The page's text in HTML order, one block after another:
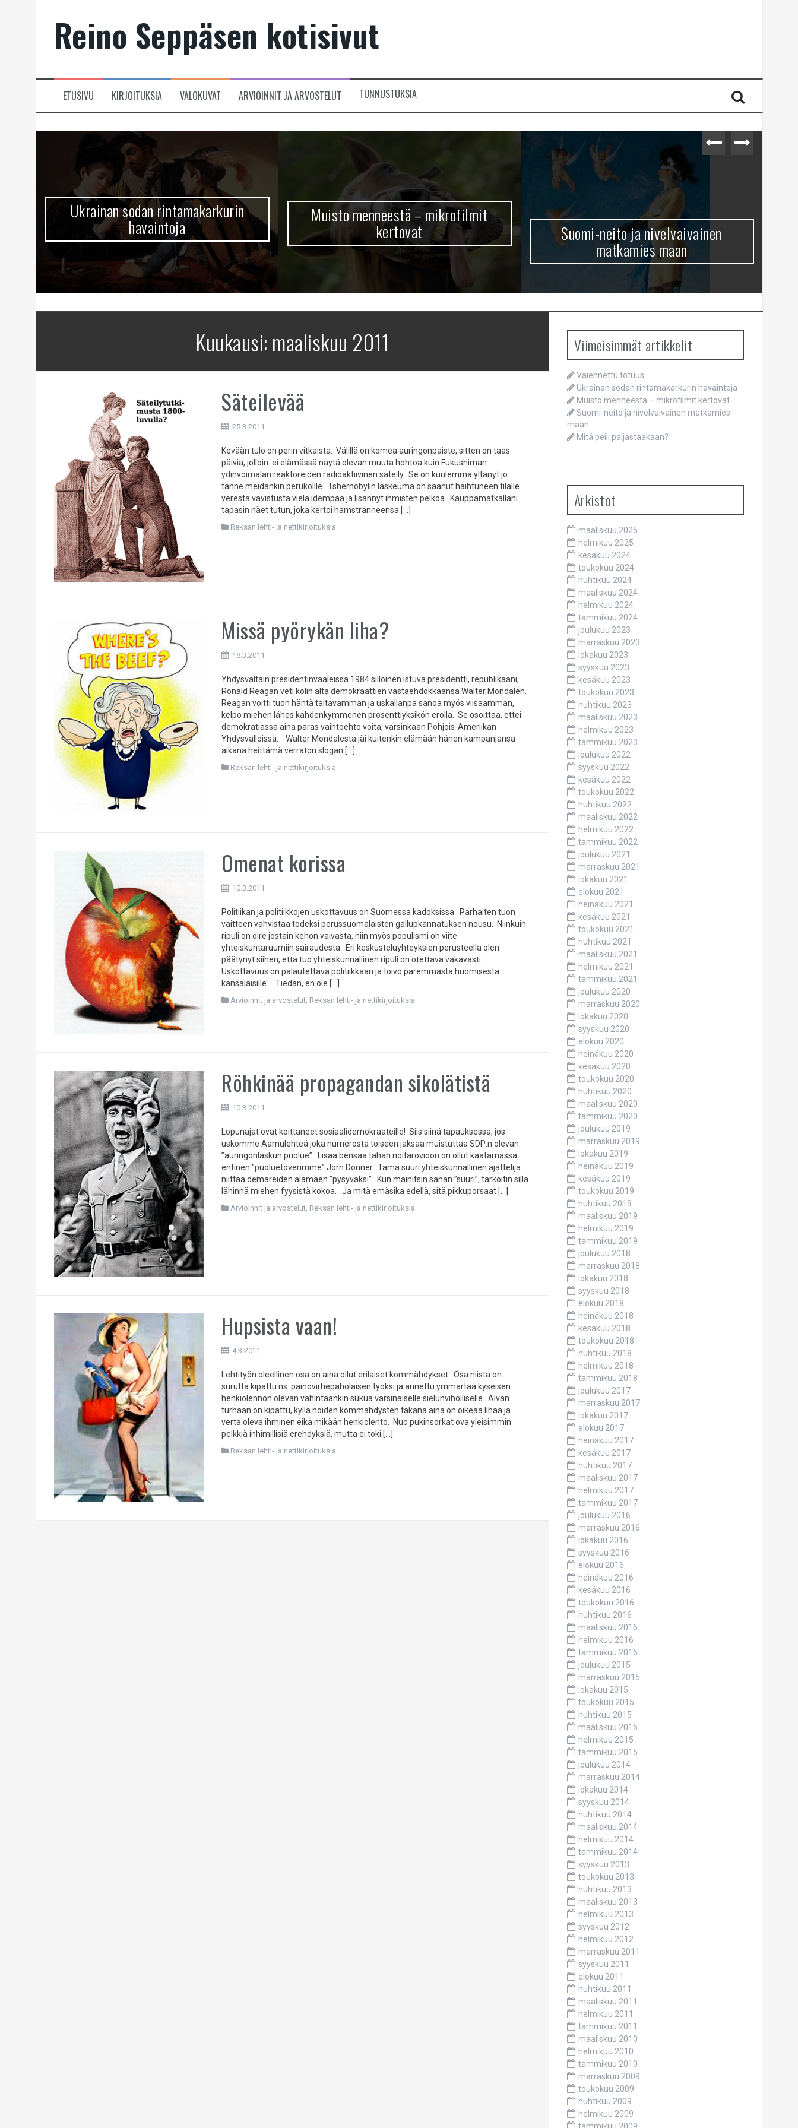
Reino Seppäsen kotisivut
ETUSIVU KIRJOITUKSIA VALOKUVAT ARVIOINNIT JA ARVOSTELUT TUNNUSTUKSIA
Ukrainan sodan rintamakarkurin
havaintoja
Muisto menneestä – mikrofilmit
kertovat Suomi-neito ja nivelvaivainen
matkamies maan
Kuukausi: maaliskuu 2011
Säteilevää
25.3.2011
Kevään tulo on perin vitkaista. Välillä on komea auringonpaiste, sitten on taas
päiviä, jolloin ei elämässä näytä olevan muuta hohtoa kuin Fukushiman
ydinvoimalan reaktoreiden radioaktiivinen säteily. Se on kuulemma yltänyt jo
tänne meidänkin perukoille. Tshernobylin laskeuma on saanut haihtuneen tilalle
verestä vavistusta vielä idempää ja lisännyt ihmisten pelkoa. Kauppamatkallani
tapasin näet tutun, joka kertoi hamstranneensa […]
Reksan lehti- ja nettikirjoituksia
Missä pyörykän liha?
18.3.2011
Yhdysvaltain presidentinvaaleissa 1984 silloinen istuva presidentti, republikaani,
Ronald Reagan veti kölin alta demokraattien vastaehdokkaansa Walter Mondalen.
Reagan voitti tuon häntä taitavamman ja uskallanpa sanoa myös viisaamman,
kelpo miehen lähes kahdenkymmenen prosenttiyksikön erolla. Se osoittaa, ettei
demokratiassa aina paras vaihtoehto voita, varsinkaan Pohjois-Ameriikan
Yhdysvalloissa. Walter Mondalesta jäi kuitenkin elämään hänen kampanjansa
aikana heittämä verraton slogan […]
Reksan lehti- ja nettikirjoituksia
Omenat korissa
10.3.2011
Politiikan ja politiikkojen uskottavuus on Suomessa kadoksissa. Parhaiten tuon
väitteen vahvistaa todeksi perussuomalaisten gallupkannatuksen nousu. Niinkuin
ripuli on oire jostain kehon vaivasta, niin myös populismi on viite
yhteiskuntaruumiin sairaudesta. Eri keskusteluyhteyksien perusteella olen
päätynyt siihen, että tuo yhteiskunnallinen ripuli on otettava vakavasti.
Uskottavuus on palautettava politiikkaan ja toivo paremmasta huomisesta
kansalaisille. Tiedän, en ole […]
Arvioinnit ja arvostelut, Reksan lehti- ja nettikirjoituksia
Röhkinää propagandan sikolätistä
10.3.2011
Lopunajat ovat koittaneet sosiaalidemokraateille! Siis siinä tapauksessa, jos
uskomme Aamulehteä joka numerosta toiseen jaksaa muistuttaa SDP:n olevan
”auringonlaskun puolue”. Lisää bensaa tähän noitarovioon on ollut kaatamassa
entinen ”puoluetoverimme” Jörn Donner. Tämä suuri yhteiskunnallinen ajattelija
niittaa demareiden alamäen ”pysyväksi”. Kun mainitsin sanan ”suuri”, tarkoitin sillä
lähinnä miehen fyysistä kokoa. Ja mitä emäsika edellä, sitä pikkuporsaat […]
Arvioinnit ja arvostelut, Reksan lehti- ja nettikirjoituksia
Hupsista vaan!
4.3.2011
Lehtityön oleellinen osa on aina ollut erilaiset kömmähdykset. Osa niistä on
surutta kipattu ns. painovirhepaholaisen työksi ja annettu ymmärtää kyseisen
henkiolennon olevan vähintäänkin sukua varsinaiselle sielunviholliselle. Aivan
turhaan on kipattu, kyllä noiden kömmähdysten takana aina on oikeaa lihaa ja
verta oleva ihminen eikä mikään henkiolento. Nuo pukinsorkat ova yleisimmin
pelkkiä inhimillisiä erehdyksiä, mutta ei toki […]
Reksan lehti- ja nettikirjoituksia
Viimeisimmät artikkelit
Vaiennettu totuus
Ukrainan sodan rintamakarkurin havaintoja
Muisto menneestä – mikrofilmit kertovat
Suomi-neito ja nivelvaivainen matkamies
maan
Mitä peili paljastaakaan?
Arkistot
maaliskuu 2025
helmikuu 2025
kesäkuu 2024
toukokuu 2024
huhtikuu 2024
maaliskuu 2024
helmikuu 2024
tammikuu 2024
joulukuu 2023
marraskuu 2023
lokakuu 2023
syyskuu 2023
kesäkuu 2023
toukokuu 2023
huhtikuu 2023
maaliskuu 2023
helmikuu 2023
tammikuu 2023
joulukuu 2022
syyskuu 2022
kesäkuu 2022
toukokuu 2022
huhtikuu 2022
maaliskuu 2022
helmikuu 2022
tammikuu 2022
joulukuu 2021
marraskuu 2021
lokakuu 2021
elokuu 2021
heinäkuu 2021
kesäkuu 2021
toukokuu 2021
huhtikuu 2021
maaliskuu 2021
helmikuu 2021
tammikuu 2021
joulukuu 2020
marraskuu 2020
lokakuu 2020
syyskuu 2020
elokuu 2020
heinäkuu 2020
kesäkuu 2020
toukokuu 2020
huhtikuu 2020
maaliskuu 2020
tammikuu 2020
joulukuu 2019
marraskuu 2019
lokakuu 2019
heinäkuu 2019
kesäkuu 2019
toukokuu 2019
huhtikuu 2019
maaliskuu 2019
helmikuu 2019
tammikuu 2019
joulukuu 2018
marraskuu 2018
lokakuu 2018
syyskuu 2018
elokuu 2018
heinäkuu 2018
kesäkuu 2018
toukokuu 2018
huhtikuu 2018
helmikuu 2018
tammikuu 2018
joulukuu 2017
marraskuu 2017
lokakuu 2017
elokuu 2017
heinäkuu 2017
kesäkuu 2017
huhtikuu 2017
maaliskuu 2017
helmikuu 2017
tammikuu 2017
joulukuu 2016
marraskuu 2016
lokakuu 2016
syyskuu 2016
elokuu 2016
heinäkuu 2016
kesäkuu 2016
toukokuu 2016
huhtikuu 2016
maaliskuu 2016
helmikuu 2016
tammikuu 2016
joulukuu 2015
marraskuu 2015
lokakuu 2015
toukokuu 2015
huhtikuu 2015
maaliskuu 2015
helmikuu 2015
tammikuu 2015
joulukuu 2014
marraskuu 2014
lokakuu 2014
syyskuu 2014
huhtikuu 2014
maaliskuu 2014
helmikuu 2014
tammikuu 2014
syyskuu 2013
toukokuu 2013
huhtikuu 2013
maaliskuu 2013
helmikuu 2013
syyskuu 2012
helmikuu 2012
marraskuu 2011
syyskuu 2011
elokuu 2011
huhtikuu 2011
maaliskuu 2011
helmikuu 2011
tammikuu 2011
maaliskuu 2010
helmikuu 2010
tammikuu 2010
marraskuu 2009
toukokuu 2009
huhtikuu 2009
helmikuu 2009